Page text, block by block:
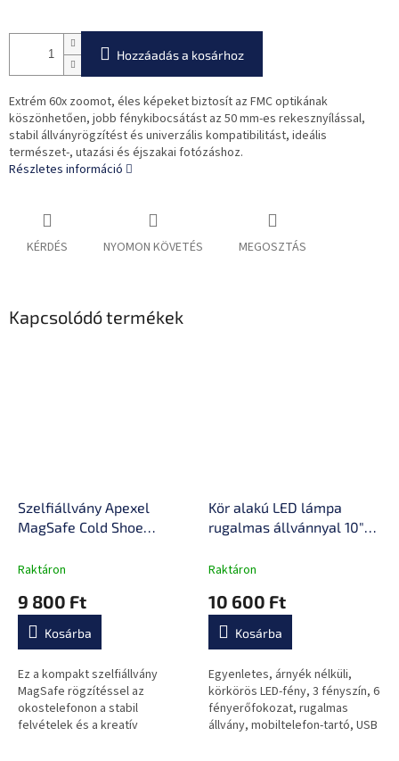
Hozzáadás a kosárhoz
Extrém 60x zoomot, éles képeket biztosít az FMC optikának
köszönhetően, jobb fénykibocsátást az 50 mm-es rekesznyílással,
stabil állványrögzítést és univerzális kompatibilitást, ideális
természet-, utazási és éjszakai fotózáshoz.
Részletes információ
KÉRDÉS NYOMON KÖVETÉS MEGOSZTÁS
Kapcsolódó termékek
Szelfiállvány Apexel
MagSafe Cold Shoe
szelfibotként is
fényképezéshez,
teleszkópos kialakítás
Raktáron
9 800 Ft
Kosárba
Ez a kompakt szelfiállvány
MagSafe rögzítéssel az
okostelefonon a stabil
felvételek és a kreatív
Kör alakú LED lámpa
rugalmas állvánnyal 10"
tartó, állítható fényszín és
adapter
Raktáron
10 600 Ft
Kosárba
Egyenletes, árnyék nélküli,
körkörös LED-fény, 3 fényszín, 6
fényerőfokozat, rugalmas
állvány, mobiltelefon-tartó, USB